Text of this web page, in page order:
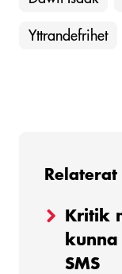
Yttrandefrihet
Relaterat
Kritik
kunna
SMS